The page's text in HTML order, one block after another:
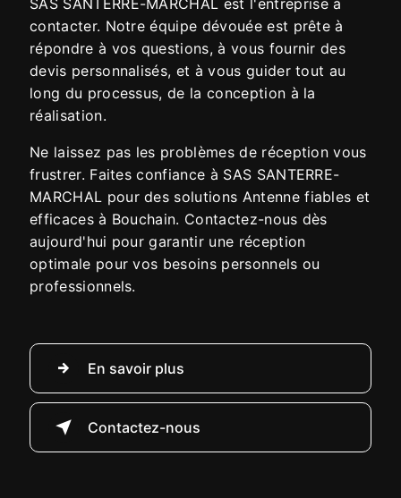
SAS SANTERRE-MARCHAL est l'entreprise à
contacter. Notre équipe dévouée est prête à
répondre à vos questions, à vous fournir des
devis personnalisés, et à vous guider tout au
long du processus, de la conception à la
réalisation.
Ne laissez pas les problèmes de réception vous
frustrer. Faites confiance à SAS SANTERRE-
MARCHAL pour des solutions Antenne fiables et
efficaces à Bouchain. Contactez-nous dès
aujourd'hui pour garantir une réception
optimale pour vos besoins personnels ou
professionnels.
En savoir plus
Contactez-nous